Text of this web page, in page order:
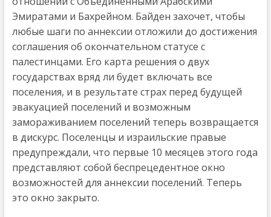
Эмиратами и Бахрейном. Байден захочет, чтобы
любые шаги по аннексии отложили до достижения
соглашения об окончательном статусе с
палестинцами. Его карта решения о двух
государствах вряд ли будет включать все
поселения, и в результате страх перед будущей
эвакуацией поселений и возможным
замораживанием поселений теперь возвращается
в дискурс. Поселенцы и израильские правые
предупреждали, что первые 10 месяцев этого года
представляют собой беспрецедентное окно
возможностей для аннексии поселений. Теперь
это окно закрыто.